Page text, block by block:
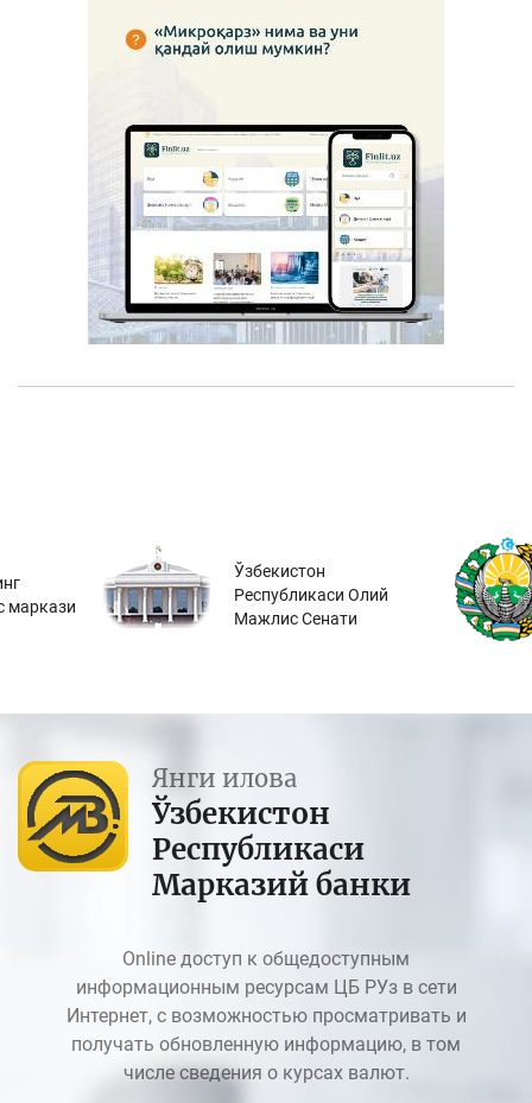
маркази
Ўзбекистон
Республикаси Олий
Мажлис Сенати
Янги илова
Ўзбекистон
Республикаси
Марказий банки
Online доступ к общедоступным
информационным ресурсам ЦБ РУз в сети
Интернет, с возможностью просматривать и
получать обновленную информацию, в том
числе сведения о курсах валют.